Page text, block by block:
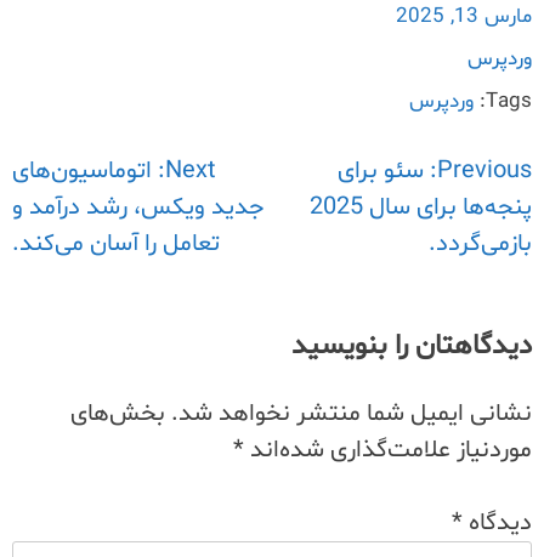
content
مارس 13, 2025
وردپرس
Tags: وردپرس
راهبری
نوشته
Previous: سئو برای
پنجه‌ها برای سال 2025
بازمی‌گردد.
Next: اتوماسیون‌های
جدید ویکس، رشد درآمد و
تعامل را آسان می‌کند.
دیدگاهتان را بنویسید
نشانی ایمیل شما منتشر نخواهد شد. بخش‌های
موردنیاز علامت‌گذاری شده‌اند *
دیدگاه *